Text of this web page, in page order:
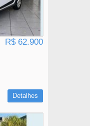
R$ 62.900
Detalhes